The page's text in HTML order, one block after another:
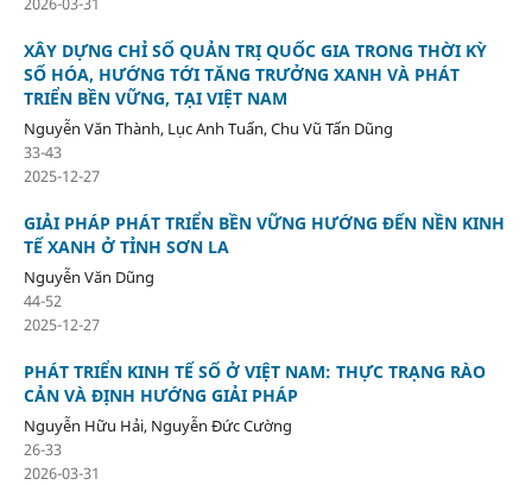
XÂY DỰNG CHỈ SỐ QUẢN TRỊ QUỐC GIA TRONG THỜI KỲ
SỐ HÓA, HƯỚNG TỚI TĂNG TRƯỞNG XANH VÀ PHÁT
TRIỂN BỀN VỮNG, TẠI VIỆT NAM
Nguyễn Văn Thành, Lục Anh Tuấn, Chu Vũ Tấn Dũng
33-43
2025-12-27
GIẢI PHÁP PHÁT TRIỂN BỀN VỮNG HƯỚNG ĐẾN NỀN KINH
TẾ XANH Ở TỈNH SƠN LA
Nguyễn Văn Dũng
44-52
2025-12-27
PHÁT TRIỂN KINH TẾ SỐ Ở VIỆT NAM: THỰC TRẠNG RÀO
CẢN VÀ ĐỊNH HƯỚNG GIẢI PHÁP
Nguyễn Hữu Hải, Nguyễn Đức Cường
26-33
2026-03-31